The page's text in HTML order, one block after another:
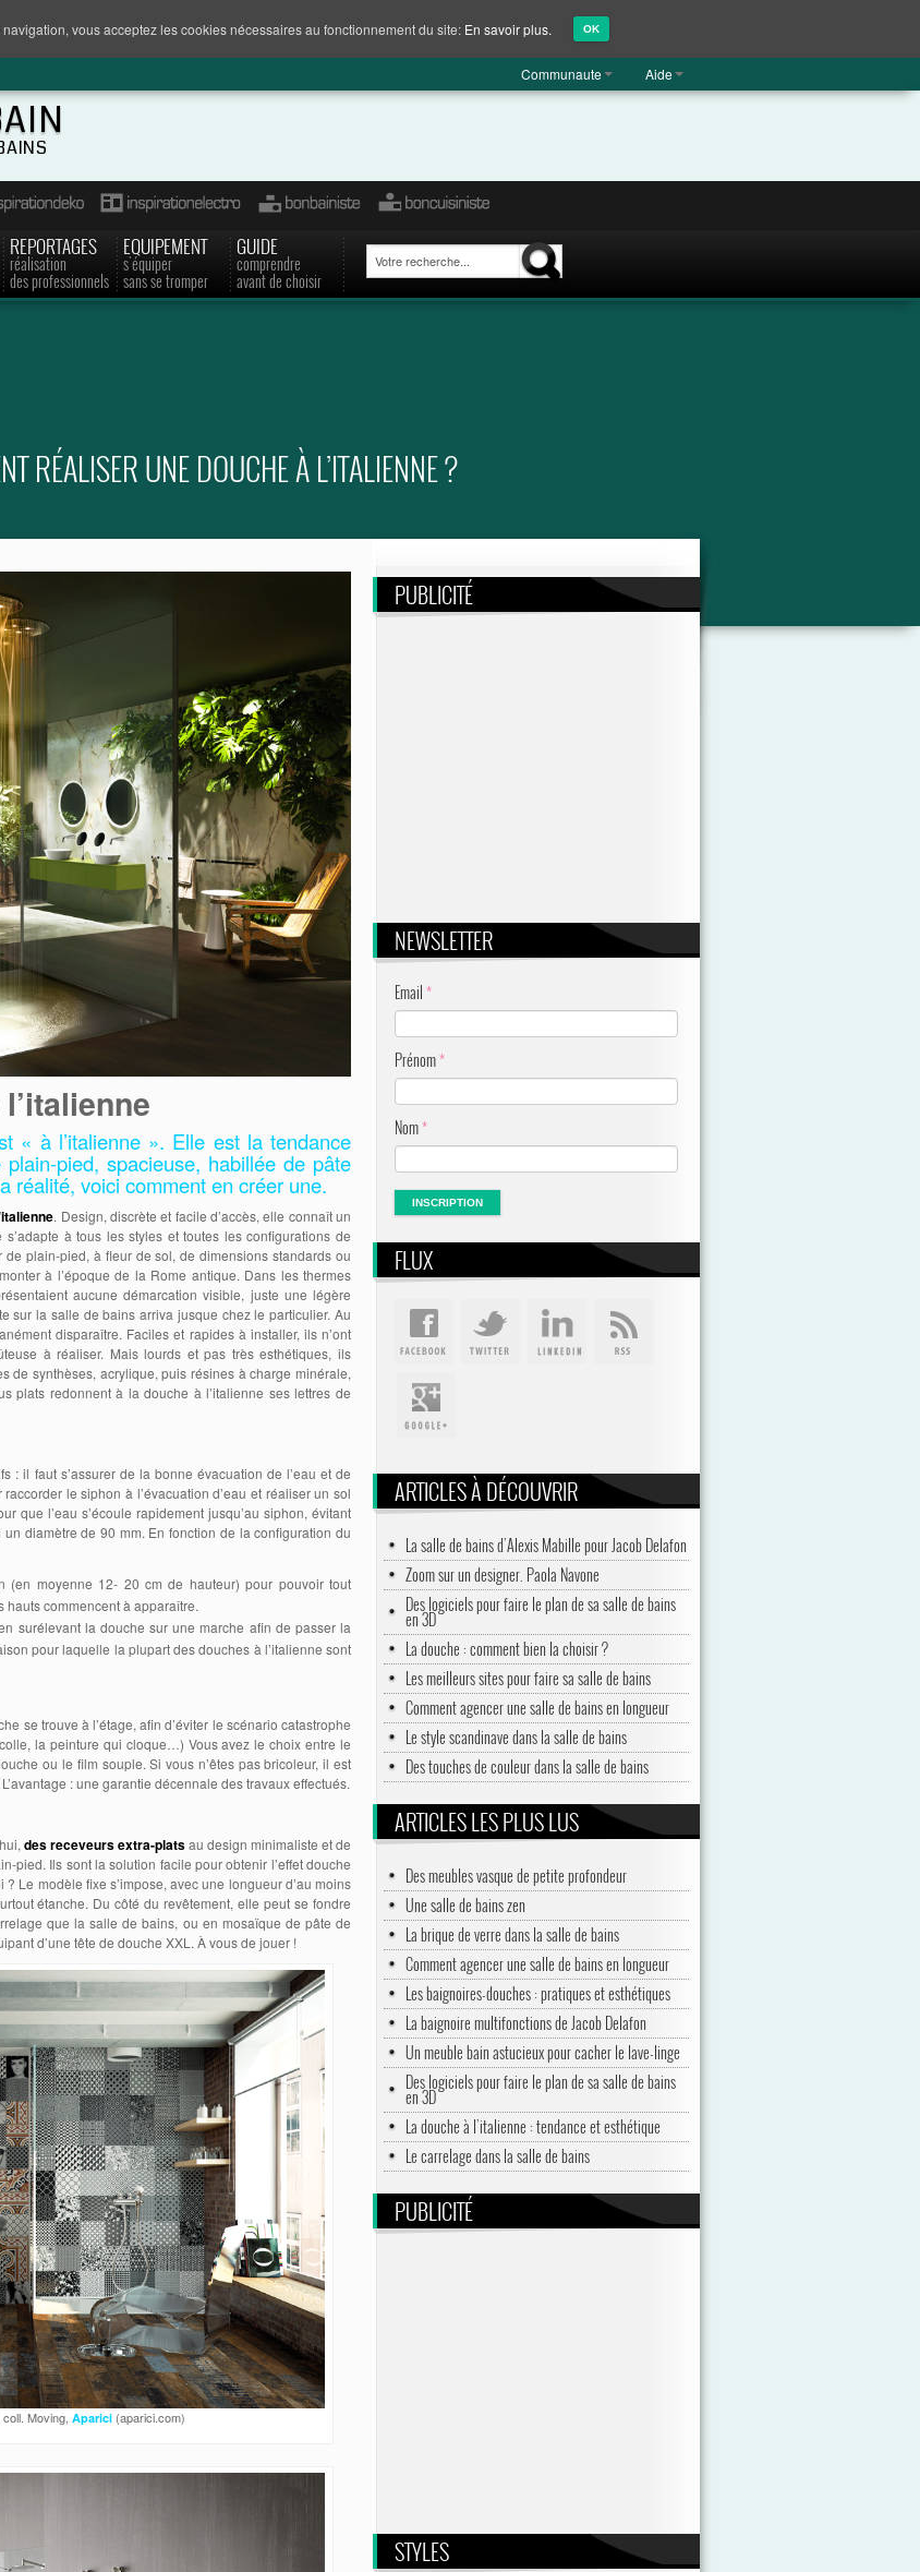
Communaute Aide
REPORTAGES
réalisation
des professionnels
EQUIPEMENT
s'équiper
sans se tromper
GUIDE
comprendre
avant de choisir
RÉALISER UNE DOUCHE À L’ITALIENNE ?
« à l’italienne ». Elle est la tendance
pied, spacieuse, habillée de pâte
réalité, voici comment en créer une.
. Design, discrète et facile d’accès, elle connaît un
à tous les styles et toutes les configurations de
plain-pied, à fleur de sol, de dimensions standards ou
à l’époque de la Rome antique. Dans les thermes
aucune démarcation visible, juste une légère
sur la salle de bains arriva jusque chez le particulier. Au
disparaître. Faciles et rapides à installer, ils n’ont
à réaliser. Mais lourds et pas très esthétiques, ils
de synthèses, acrylique, puis résines à charge minérale,
plats redonnent à la douche à l’italienne ses lettres de
: il faut s’assurer de la bonne évacuation de l’eau et de
le siphon à l’évacuation d’eau et réaliser un sol
que l’eau s’écoule rapidement jusqu’au siphon, évitant
diamètre de 90 mm. En fonction de la configuration du
moyenne 12- 20 cm de hauteur) pour pouvoir tout
commencent à apparaître.
surélevant la douche sur une marche afin de passer la
pour laquelle la plupart des douches à l’italienne sont
se trouve à l’étage, afin d’éviter le scénario catastrophe
la peinture qui cloque…) Vous avez le choix entre le
ou le film souple. Si vous n’êtes pas bricoleur, il est
: une garantie décennale des travaux effectués.
des receveurs extra-platsau design minimaliste et de
pied. Ils sont la solution facile pour obtenir l’effet douche
Le modèle fixe s’impose, avec une longueur d’au moins
étanche. Du côté du revêtement, elle peut se fondre
que la salle de bains, ou en mosaïque de pâte de
d’une tête de douche XXL. À vous de jouer !
Moving, Aparici(aparici.com)
PUBLICITÉ
NEWSLETTER
Email*
Prénom*
Nom*
FLUX
ARTICLES À DÉCOUVRIR
La salle de bains d’Alexis Mabille pour Jacob Delafon
Zoom sur un designer. Paola Navone
Des logiciels pour faire le plan de sa salle de bains
en 3D
La douche : comment bien la choisir ?
Les meilleurs sites pour faire sa salle de bains
Comment agencer une salle de bains en longueur
Le style scandinave dans la salle de bains
Des touches de couleur dans la salle de bains
ARTICLES LES PLUS LUS
Des meubles vasque de petite profondeur
Une salle de bains zen
La brique de verre dans la salle de bains
Comment agencer une salle de bains en longueur
Les baignoires-douches : pratiques et esthétiques
La baignoire multifonctions de Jacob Delafon
Un meuble bain astucieux pour cacher le lave-linge
Des logiciels pour faire le plan de sa salle de bains
en 3D
La douche à l’italienne : tendance et esthétique
Le carrelage dans la salle de bains
PUBLICITÉ
STYLES
vous acceptez les cookies nécessaires au fonctionnement du site: En savoir plus. OK